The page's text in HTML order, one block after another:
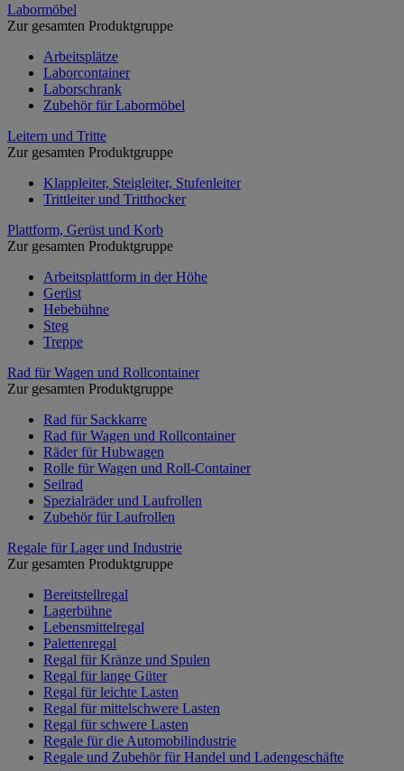
Labormöbel
Zur gesamten Produktgruppe
Arbeitsplätze
Laborcontainer
Laborschrank
Zubehör für Labormöbel
Leitern und Tritte
Zur gesamten Produktgruppe
Klappleiter, Steigleiter, Stufenleiter
Trittleiter und Tritthocker
Plattform, Gerüst und Korb
Zur gesamten Produktgruppe
Arbeitsplattform in der Höhe
Gerüst
Hebebühne
Steg
Treppe
Rad für Wagen und Rollcontainer
Zur gesamten Produktgruppe
Rad für Sackkarre
Rad für Wagen und Rollcontainer
Räder für Hubwagen
Rolle für Wagen und Roll-Container
Seilrad
Spezialräder und Laufrollen
Zubehör für Laufrollen
Regale für Lager und Industrie
Zur gesamten Produktgruppe
Bereitstellregal
Lagerbühne
Lebensmittelregal
Palettenregal
Regal für Kränze und Spulen
Regal für lange Güter
Regal für leichte Lasten
Regal für mittelschwere Lasten
Regal für schwere Lasten
Regale für die Automobilindustrie
Regale und Zubehör für Handel und Ladengeschäfte